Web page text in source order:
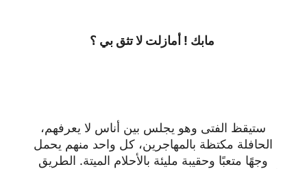
ستيقظ الفتى وهو يجلس بين أناس لا يعرفهم،
الحافلة مكتظة بالمهاجرين، كل واحد منهم يحمل
وجهًا متعبًا وحقيبة مليئة بالأحلام الميتة. الطريق